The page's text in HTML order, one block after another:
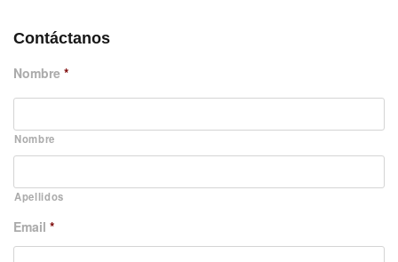
Contáctanos
Nombre *
Nombre
Apellidos
Email *